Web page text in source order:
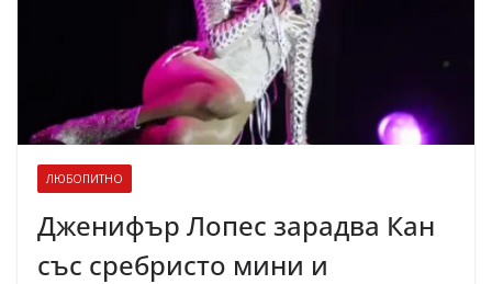
ЛЮБОПИТНО
Дженифър Лопес зарадва Кан
със сребристо мини и